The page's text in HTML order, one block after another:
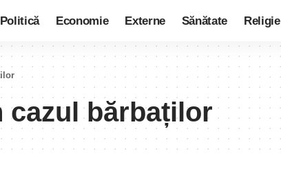
Politică Economie Externe Sănătate Religie
cazul bărbaților